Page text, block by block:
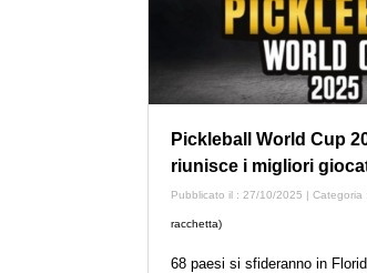
Pickleball World Cup
riunisce i migliori
Pubblicato il : 27/10/2025 | Categoria :
racchetta)
68 paesi si sfideranno in